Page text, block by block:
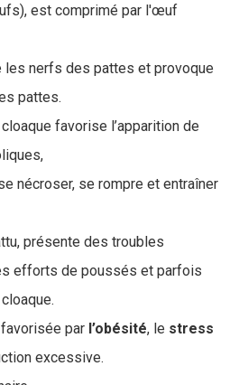
est comprimé par l'œuf
nerfs des pattes et provoque
pattes.
favorise l’apparition de
nécroser, se rompre et entraîner
présente des troubles
efforts de poussés et parfois
par l’obésité, le stress
excessive.